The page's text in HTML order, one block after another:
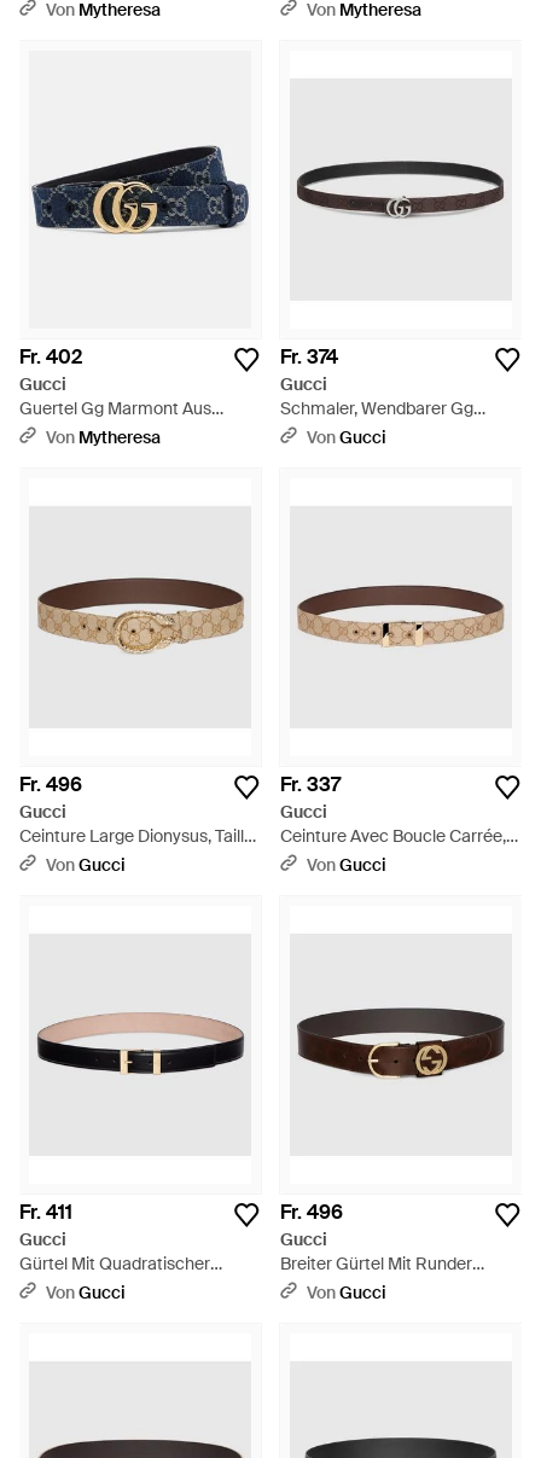
Canvas - Braun
Von Mytheresa Aus Leder - Braun
Von Mytheresa
Fr. 402
Gucci
Guertel Gg Marmont Aus
Denim - Blau
Von Mytheresa
Fr. 374
Gucci
Schmaler, Wendbarer Gg
Marmont Gürtel, Größe 100 -
VonGucci
Fr. 496
Gucci
Ceinture Large Dionysus, Taille
100 - Braun
VonGucci
Fr. 337
Gucci
Ceinture Avec Boucle Carrée,
Taille 100 - Braun
VonGucci
Fr. 411
Gucci
Gürtel Mit Quadratischer
Schnalle, Größe 100 - Schwarz
VonGucci
Fr. 496
Gucci
Breiter Gürtel Mit Runder
Schnalle, Größe 100 - Braun
VonGucci